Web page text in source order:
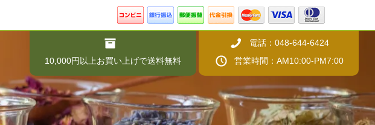
10,000円以上お買い上げで送料無料
電話：048-644-6424
営業時間：AM10:00-PM7:00